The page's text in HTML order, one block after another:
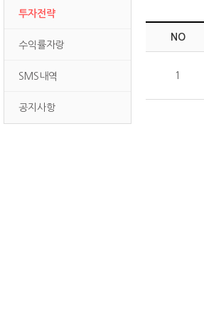
투자전략
수익률자랑
SMS내역
공지사항
NO
1